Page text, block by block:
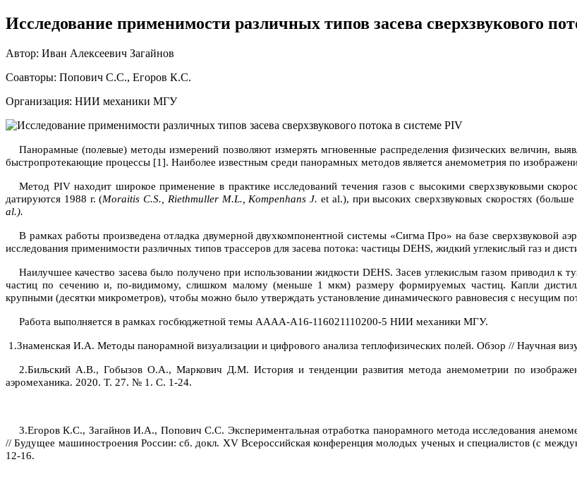
Исследование применимости различных типов засева сверхзвукового
Автор: Иван Алексеевич Загайнов
Соавторы: Попович С.С., Егоров К.С.
Организация: НИИ механики МГУ
Панорамные (полевые) методы измерений позволяют измерять мгновенные распределения физических величин,
быстропротекающие процессы [1]. Наиболее известным среди панорамных методов является анемометрия по
Метод PIV находит широкое применение в практике исследований течения газов с высокими сверхзвуковыми
датируются 1988 г. (Moraitis C.S., Riethmuller M.L., Kompenhans J. et al.), при высоких сверхзвуковых скоростях
al.).
В рамках работы произведена отладка двумерной двухкомпонентной системы «Сигма Про» на базе сверхзвуковой
исследования применимости различных типов трассеров для засева потока: частицы DEHS, жидкий углекислый газ и
Наилучшее качество засева было получено при использовании жидкости DEHS. Засев углекислым газом приводил к
частиц по сечению и, по-видимому, слишком малому (меньше 1 мкм) размеру формируемых частиц. Капли
крупными (десятки микрометров), чтобы можно было утверждать установление динамического равновесия с несущим
Работа выполняется в рамках госбюджетной темы АААА-А16-116021110200-5 НИИ механики МГУ.
1.Знаменская И.А. Методы панорамной визуализации и цифрового анализа теплофизических полей. Обзор // Научная
2.Бильский А.В., Гобызов О.А., Маркович Д.М. История и тенденции развития метода анемометрии по
аэромеханика. 2020. Т. 27. № 1. С. 1-24.
3.Егоров К.С., Загайнов И.А., Попович С.С. Экспериментальная отработка панорамного метода исследования
// Будущее машиностроения России: сб. докл. XV Всероссийская конференция молодых ученых и специалистов (с
12-16.